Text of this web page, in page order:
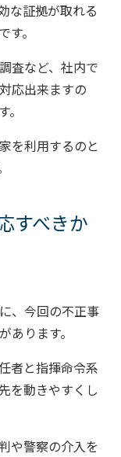
な証拠が取れる
。
査など、社内で
応出来ますの
を利用するのと
すべきか
、今回の不正事
ります。
者と指揮命令系
を動きやすくし
や警察の介入を